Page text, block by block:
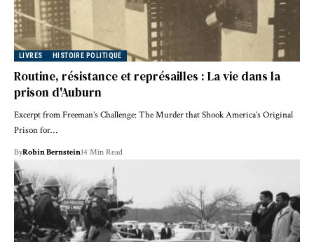
LIVRES HISTOIRE POLITIQUE
Routine, résistance et représailles : La vie dans la
prison d'Auburn
Excerpt from Freeman’s Challenge: The Murder that Shook America’s Original
Prison for…
ByRobin Bernstein14 Min Read